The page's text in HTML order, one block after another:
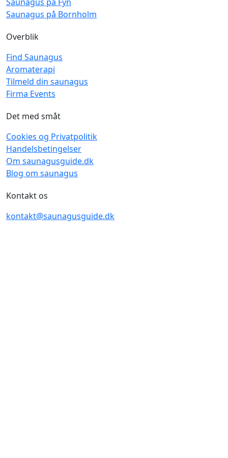
Saunagus på Bornholm
Overblik
Find Saunagus
Aromaterapi
Tilmeld din saunagus
Firma Events
Det med småt
Cookies og Privatpolitik
Handelsbetingelser
Om saunagusguide.dk
Blog om saunagus
Kontakt os
kontakt@saunagusguide.dk